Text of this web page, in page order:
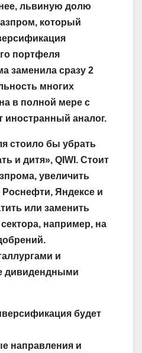
львиную долю
который
портфеля
заменила сразу 2
многих
в полной мере с
иностранный аналог.
стоило бы убрать
и дитя», QIWI. Стоит
увеличить
Яндексе и
или заменить
например, на
и
дивидендными
будет
направления и